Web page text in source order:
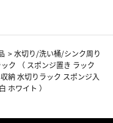
>水切り/洗い桶/シンク周り
ク （ スポンジ置き ラック
納 水切りラック スポンジ入
ホワイト ）